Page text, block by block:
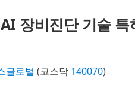
장비진단 기술
글로벌 (코스닥 140070)